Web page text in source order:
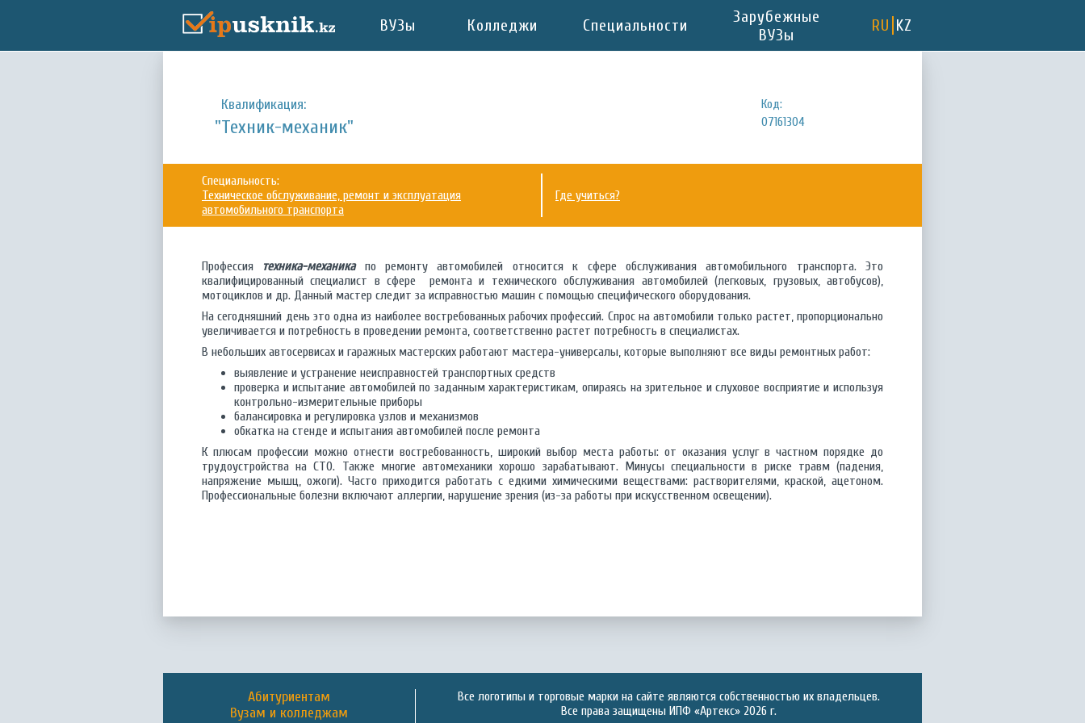
ВУЗы Колледжи Специальности
Зарубежные
ВУЗы
RU KZ
Квалификация:
"Техник-механик"
Код:
07161304
Специальность:
Техническое обслуживание, ремонт и эксплуатация
автомобильного транспорта
Где учиться?
Профессия техника-механикапо ремонту автомобилей относится к сфере обслуживания автомобильного транспорта. Это
квалифицированный специалист в сфере ремонта и технического обслуживания автомобилей (легковых, грузовых, автобусов),
мотоциклов и др. Данный мастер следит за исправностью машин с помощью специфического оборудования.
На сегодняшний день это одна из наиболее востребованных рабочих профессий. Спрос на автомобили только растет, пропорционально
увеличивается и потребность в проведении ремонта, соответственно растет потребность в специалистах.
В небольших автосервисах и гаражных мастерских работают мастера-универсалы, которые выполняют все виды ремонтных работ:
выявление и устранение неисправностей транспортных средств
проверка и испытание автомобилей по заданным характеристикам, опираясь на зрительное и слуховое восприятие и используя
контрольно-измерительные приборы
балансировка и регулировка узлов и механизмов
обкатка на стенде и испытания автомобилей после ремонта
К плюсам профессии можно отнести востребованность, широкий выбор места работы: от оказания услуг в частном порядке до
трудоустройства на СТО. Также многие автомеханики хорошо зарабатывают. Минусы специальности в риске травм (падения,
напряжение мышц, ожоги). Часто приходится работать с едкими химическими веществами: растворителями, краской, ацетоном.
Профессиональные болезни включают аллергии, нарушение зрения (из-за работы при искусственном освещении).
Абитуриентам
Вузам и колледжам
Все логотипы и торговые марки на сайте являются собственностью их владельцев.
Все права защищены ИПФ «Артекс» 2026 г.